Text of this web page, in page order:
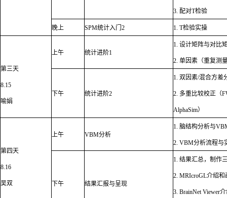
3. 配对T检验
晚上 SPM统计入门 2 1. T检验实操
第三天
8.15
喻娟
上午 统计进阶1
1. 设计矩阵与对比
2. 单因素（重复测
下午 统计进阶2
1. 双因素/混合方差
2. 多重比较校正（
AlphaSim）
第四天
8.16
吴双
上午 VBM分析
1. 脑结构分析与
2. VBM分析流程与
下午 结果汇报与呈现
1. 结果汇总，制作
2. MRIcroGL介绍和
3. BrainNet Viewer